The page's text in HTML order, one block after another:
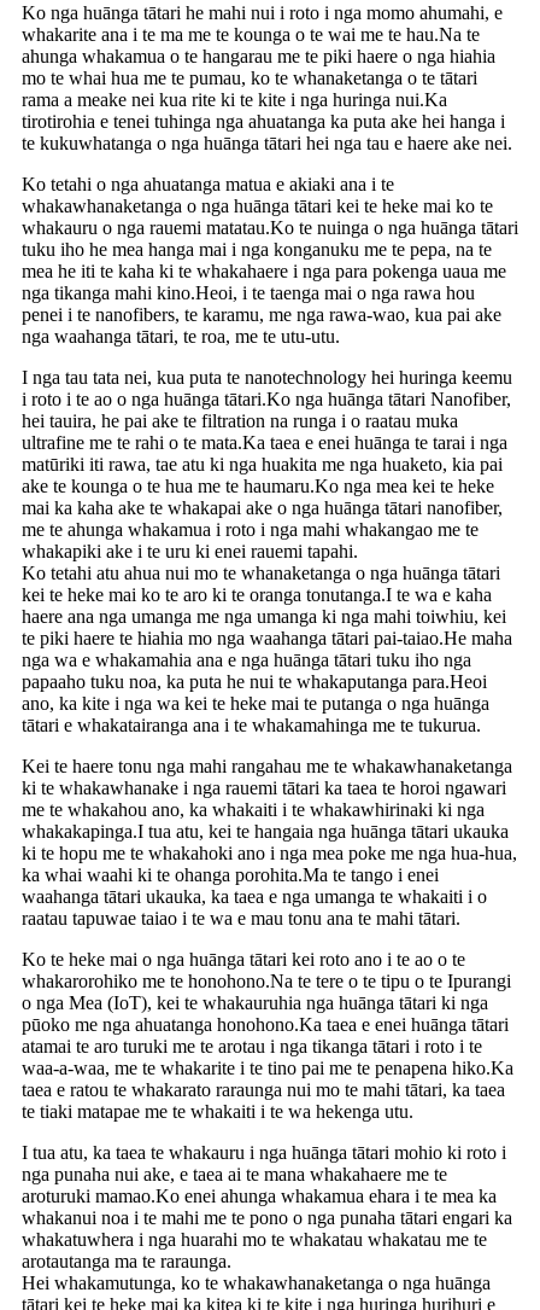
Ko nga huānga tātari he mahi nui i roto i nga momo ahumahi, e
whakarite ana i te ma me te kounga o te wai me te hau.Na te
ahunga whakamua o te hangarau me te piki haere o nga hiahia
mo te whai hua me te pumau, ko te whanaketanga o te tātari
rama a meake nei kua rite ki te kite i nga huringa nui.Ka
tirotirohia e tenei tuhinga nga ahuatanga ka puta ake hei hanga i
te kukuwhatanga o nga huānga tātari hei nga tau e haere ake nei.
Ko tetahi o nga ahuatanga matua e akiaki ana i te
whakawhanaketanga o nga huānga tātari kei te heke mai ko te
whakauru o nga rauemi matatau.Ko te nuinga o nga huānga tātari
tuku iho he mea hanga mai i nga konganuku me te pepa, na te
mea he iti te kaha ki te whakahaere i nga para pokenga uaua me
nga tikanga mahi kino.Heoi, i te taenga mai o nga rawa hou
penei i te nanofibers, te karamu, me nga rawa-wao, kua pai ake
nga waahanga tātari, te roa, me te utu-utu.
I nga tau tata nei, kua puta te nanotechnology hei huringa keemu
i roto i te ao o nga huānga tātari.Ko nga huānga tātari Nanofiber,
hei tauira, he pai ake te filtration na runga i o raatau muka
ultrafine me te rahi o te mata.Ka taea e enei huānga te tarai i nga
matūriki iti rawa, tae atu ki nga huakita me nga huaketo, kia pai
ake te kounga o te hua me te haumaru.Ko nga mea kei te heke
mai ka kaha ake te whakapai ake o nga huānga tātari nanofiber,
me te ahunga whakamua i roto i nga mahi whakangao me te
whakapiki ake i te uru ki enei rauemi tapahi.
Ko tetahi atu ahua nui mo te whanaketanga o nga huānga tātari
kei te heke mai ko te aro ki te oranga tonutanga.I te wa e kaha
haere ana nga umanga me nga umanga ki nga mahi toiwhiu, kei
te piki haere te hiahia mo nga waahanga tātari pai-taiao.He maha
nga wa e whakamahia ana e nga huānga tātari tuku iho nga
papaaho tuku noa, ka puta he nui te whakaputanga para.Heoi
ano, ka kite i nga wa kei te heke mai te putanga o nga huānga
tātari e whakatairanga ana i te whakamahinga me te tukurua.
Kei te haere tonu nga mahi rangahau me te whakawhanaketanga
ki te whakawhanake i nga rauemi tātari ka taea te horoi ngawari
me te whakahou ano, ka whakaiti i te whakawhirinaki ki nga
whakakapinga.I tua atu, kei te hangaia nga huānga tātari ukauka
ki te hopu me te whakahoki ano i nga mea poke me nga hua-hua,
ka whai waahi ki te ohanga porohita.Ma te tango i enei
waahanga tātari ukauka, ka taea e nga umanga te whakaiti i o
raatau tapuwae taiao i te wa e mau tonu ana te mahi tātari.
Ko te heke mai o nga huānga tātari kei roto ano i te ao o te
whakarorohiko me te honohono.Na te tere o te tipu o te Ipurangi
o nga Mea (IoT), kei te whakauruhia nga huānga tātari ki nga
pūoko me nga ahuatanga honohono.Ka taea e enei huānga tātari
atamai te aro turuki me te arotau i nga tikanga tātari i roto i te
waa-a-waa, me te whakarite i te tino pai me te penapena hiko.Ka
taea e ratou te whakarato raraunga nui mo te mahi tātari, ka taea
te tiaki matapae me te whakaiti i te wa hekenga utu.
I tua atu, ka taea te whakauru i nga huānga tātari mohio ki roto i
nga punaha nui ake, e taea ai te mana whakahaere me te
aroturuki mamao.Ko enei ahunga whakamua ehara i te mea ka
whakanui noa i te mahi me te pono o nga punaha tātari engari ka
whakatuwhera i nga huarahi mo te whakatau whakatau me te
arotautanga ma te raraunga.
Hei whakamutunga, ko te whakawhanaketanga o nga huānga
tātari kei te heke mai ka kitea ki te kite i nga huringa hurihuri e